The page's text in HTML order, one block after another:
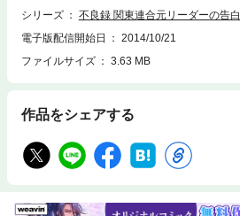
シリーズ
不良録 関東連合元リーダーの告白
電子版配信開始日
2014/10/21
ファイルサイズ
3.63 MB
作品をシェアする